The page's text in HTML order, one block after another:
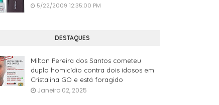
5/22/2009 12:35:00 PM
DESTAQUES
Milton Pereira dos Santos cometeu
duplo homicídio contra dois idosos em
Cristalina GO e está foragido
Janeiro 02, 2025